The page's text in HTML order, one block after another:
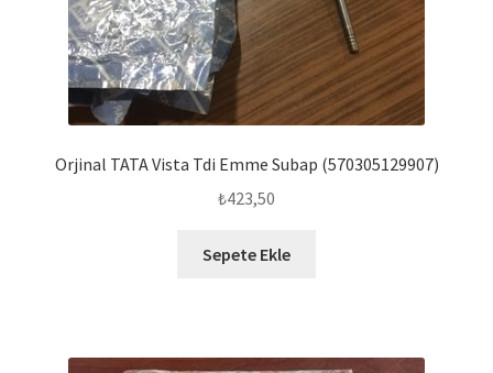
Orjinal TATA Vista Tdi Emme Subap (570305129907)
₺423,50
Sepete Ekle